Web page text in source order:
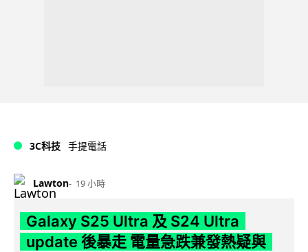
3C科技 手提電話
Lawton 19 小時
Galaxy S25 Ultra 及 S24 Ultra
update 後暴走 電量急跌兼發熱疑與